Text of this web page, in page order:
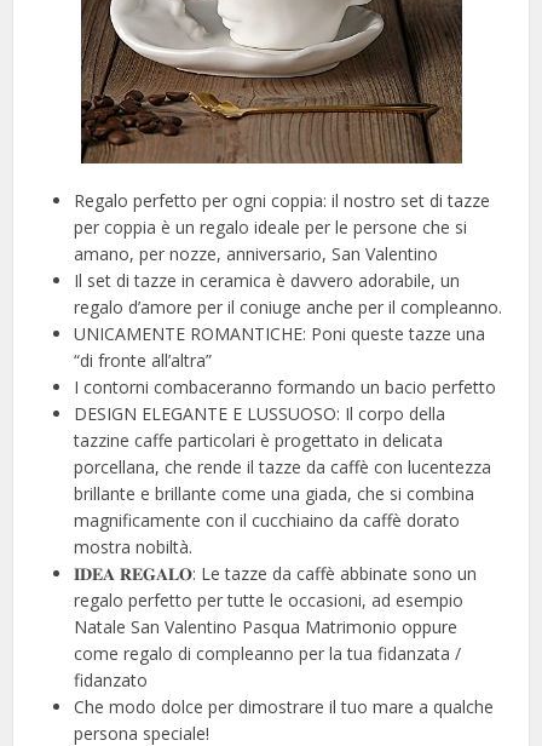
Regalo perfetto per ogni coppia: il nostro set di tazze
per coppia è un regalo ideale per le persone che si
amano, per nozze, anniversario, San Valentino
Il set di tazze in ceramica è davvero adorabile, un
regalo d’amore per il coniuge anche per il compleanno.
UNICAMENTE ROMANTICHE: Poni queste tazze una
“di fronte all’altra”
I contorni combaceranno formando un bacio perfetto
DESIGN ELEGANTE E LUSSUOSO: Il corpo della
tazzine caffe particolari è progettato in delicata
porcellana, che rende il tazze da caffè con lucentezza
brillante e brillante come una giada, che si combina
magnificamente con il cucchiaino da caffè dorato
mostra nobiltà.
𝐈𝐃𝐄𝐀 𝐑𝐄𝐆𝐀𝐋𝐎: Le tazze da caffè abbinate sono un
regalo perfetto per tutte le occasioni, ad esempio
Natale San Valentino Pasqua Matrimonio oppure
come regalo di compleanno per la tua fidanzata /
fidanzato
Che modo dolce per dimostrare il tuo mare a qualche
persona speciale!